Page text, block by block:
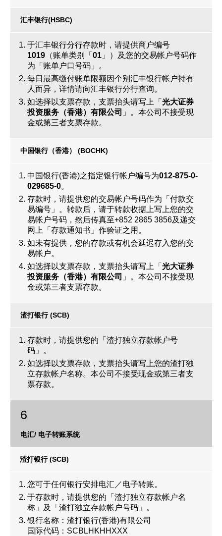
汇丰银行(HSBC)
于汇丰银行分行存款时，请提供商户编号
1019 （账单类别「 01 」）及您的交易帐户号码作
为「账单户口号码」。
每日最高缴付账单限额因个别汇丰银行帐户持有
人而异，详情请向汇丰银行分行查询。
如选择以支票存款，支票抬头请写上「 光大证券
投资服务（香港）有限公司 」。本公司不接受现
金或第三者支票存款。
中国银行（香港） (BOCHK)
中国银行(香港)之指定银行帐户编号为012-875-0-
029685-0。
存款时，请提供您的交易帐户号码作为「付款交
易编号」。转款后，请于转款收据上写上您的交
易帐户号码，然后传真至+852 2865 3856及递交
网上「存款通知书」作验证之用。
如未有提供，您的存款或有机会延迟存入您的交
易帐户。
如选择以支票存款，支票抬头请写上「 光大证券
投资服务（香港）有限公司 」。本公司不接受现
金或第三者支票存款。
渣打银行 (SCB)
存款时，请提供您的「渣打独立存款帐户号
码」。
如选择以支票存款，支票抬头请写上您的渣打独
立存款帐户名称。本公司不接受现金或第三者支
票存款。
6
电汇/ 电子转账系统
渣打银行 (SCB)
您可于任何银行安排电汇／电子转账。
于存款时，请提供您的「渣打独立存款帐户名
称」及「渣打独立存款帐户号码」。
银行名称：渣打银行(香港)有限公司
国际代码：SCBLHKHHXXX